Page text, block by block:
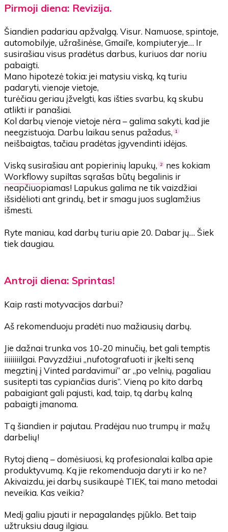
Pirmoji diena: Revizija.
Šiandien padariau apžvalgą. Visur. Namuose, spintoje,
automobilyje, užrašinėse, Gmail’e, kompiuteryje… Ir
susirašiau visus pradėtus darbus, kuriuos dar noriu
pabaigti.
Mano hipotezė tokia: jei matysiu viską, ką turiu
padaryti, vienoje vietoje,
turėčiau geriau įžvelgti, kas išties svarbu, ką skubu
atlikti ir panašiai.
Kol darbų vienoje vietoje nėra – galima sakyti, kad jie
neegzistuoja. Darbu laikau senus pažadus,1
neišbaigtas, tačiau pradėtas įgyvendinti idėjas.
Viską susirašiau ant popierinių lapukų,2 nes kokiam
Workflowysupiltas sąrašas būtų begalinis ir
neapčiuopiamas! Lapukus galima ne tik vaizdžiai
išsidėlioti ant grindų, bet ir smagu juos suglamžius
išmesti.
Ryte maniau, kad darbų turiu apie 20. Dabar jų… Šiek
tiek daugiau.
Antroji diena: Sprintas!
Kaip rasti motyvacijos darbui?
Aš rekomenduoju pradėti nuo mažiausių darbų.
Jie dažnai trunka vos 10-20 minučių, bet gali temptis
iiiiiiiilgai. Pavyzdžiui „nufotografuoti ir įkelti seną
megztinį į Vinted pardavimui” ar „po velnių, pagaliau
susitepti tas cypiančias duris”. Vieną po kito darbą
pabaigiant gali pajusti, kad, taip, tą darbų kalną
pabaigti įmanoma.
Tą šiandien ir pajutau. Pradėjau nuo trumpų ir mažų
darbelių!
Rytoj dieną – domėsiuosi, ką profesionalai kalba apie
produktyvumą. Ką jie rekomenduoja daryti ir ko ne?
Akivaizdu, jei darbų susikaupė TIEK, tai mano metodai
neveikia. Kas veikia?
Medį galiu pjauti ir nepagalandęs pjūklo. Bet taip
užtruksiu daug ilgiau.